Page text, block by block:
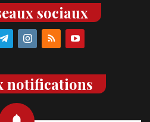
sociaux
notifications